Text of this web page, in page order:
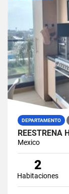
DEPARTAMENTO
REESTRENA
Mexico
2
Habitaciones